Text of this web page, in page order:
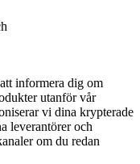
informera dig om
utanför vår
vi dina krypterade
leverantörer och
om du redan